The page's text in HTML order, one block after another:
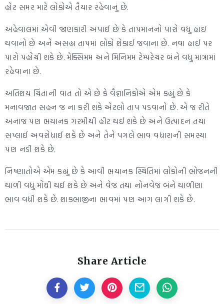
હોટ સમર માટે લોકોએ તૈયાર રહેવાનું છે.
અહેવાલમાં એવી જાણકારી અપાઈ છે કે તાપમાનનો પારો વધુ હાઇ
થવાનો છે અને અસહ્ય તાપમાં લોકો શેકાઈ જવાના છે. નવા હાઈ પર
પારો પહોંચી શકે છે. મેક્સિમમ અને મિનિમમ ટેમ્પરેચર બંને વધુ માત્રામાં
રહેવાના છે.
અતિશય ચિંતાની વાત તો એ છે કે વૈજ્ઞાનિકોએ એમ કહ્યું છે કે
મનાવજાત સહન જ ના કરી શકે એટલો તાપ પડવાનો છે. એ જ રીતે
અનાજ પણ ભયાનક ગરમીથી હીટ થઈ શકે છે અને ઉત્પાદન તથા
સપ્લાઈ અવરોધાઈ શકે છે અને તેને પગલે ભાવ વધારાની સમસ્યા
પણ નડી શકે છે.
નિષ્ણાતોએ એમ કહ્યું છે કે આવી ભયાનક સ્થિતિમાં લોકોની ભોજનની
થાળી વધુ મોંઘી થઈ શકે છે અને વેજ તથા નોનવેજ બંને થાળીણા
ભાવ વધી શકે છે. શાકભાજીના ભાવમાં પણ આગ લાગી શકે છે.
Share Article